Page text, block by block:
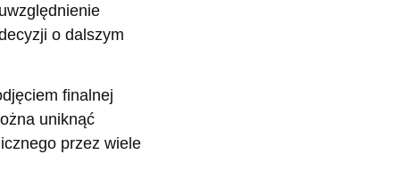
o dalszym
finalnej
uniknąć
przez wiele